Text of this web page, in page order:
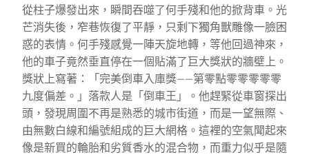
從柱子爆發出來，瞬間吞噬了何手殘和他的掀背車。光
芒消失後，窄巷恢復了平靜，只剩下獨角獸雕像一臉困
惑的表情。何手殘感覺一陣天旋地轉，等他回過神來，
他的車子竟然垂直停在一個貼滿了巨大獎狀的牆壁上。
獎狀上寫著：「完美倒車入庫獎——第零點零零零零零
九度偏差。」落款人是「倒車王」。他趕緊從車窗探出
頭，發現周圍不再是熟悉的城市街道，而是一望無際、
由無數白線和編號組成的巨大網格。這裡的空氣聞起來
像是新買的輪胎和劣質香水的混合物，而重力似乎是隨